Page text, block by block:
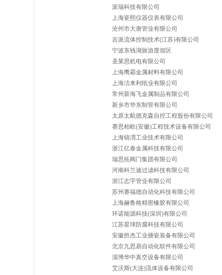
派瑞科技有限公司
上海瓷熙仪器仪表有限公司
沧州市大唐管业有限公司
吉派流体控制技术(江苏)有限公司
宁波东钱湖旅游度假区
圣莱思机电有限公司
上海鹰霸金属材料有限公司
上海洁来利纸业有限公司
常州新海飞金属制品有限公司
新乡市华东制管有限公司
太原太航德克森自控工程股份有限公司
赛思柏欧(安徽)工程技术设备有限公司
上海镐渭工业技术有限公司
浙江亿泰金属科技有限公司
瑞思拓阀门集团有限公司
河南科兰迪过滤科技有限公司
浙江志宇管业有限公司
苏州赛福德自动化科技有限公司
上海赫鲁格精密橡胶有限公司
环诺能源科技(深圳)有限公司
江苏星球防腐科技有限公司
安徽胜杰工业搪瓷装备有限公司
北京九思易自动化软件有限公司
淄博华中真空设备有限公司
艾沃斯(大连)流体设备有限公司